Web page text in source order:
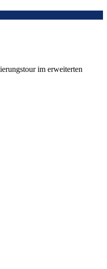
im erweiterten